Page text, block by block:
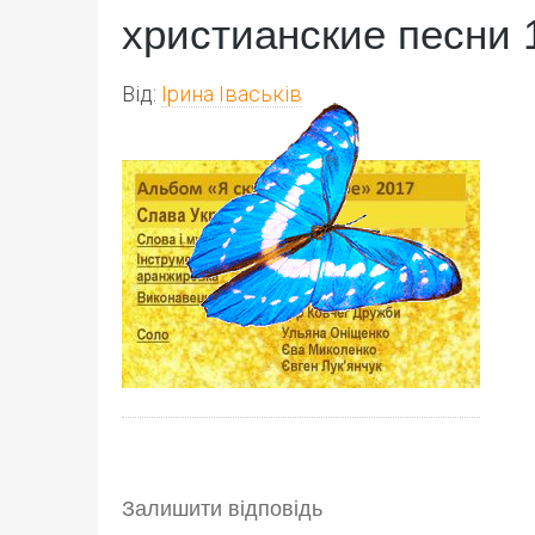
христианские песни
Від: Ірина Іваськів
Залишити відповідь